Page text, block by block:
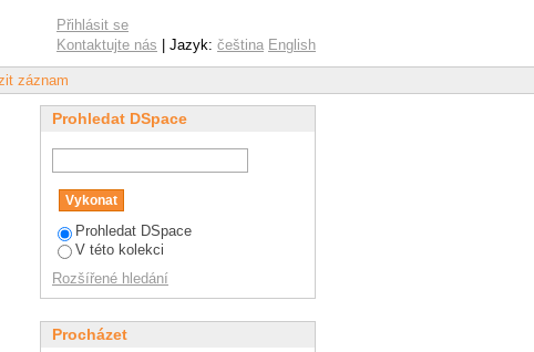
European and Asian
Přihlásit se
Kontaktujte nás | Jazyk: čeština English
záznam
Prohledat DSpace
Prohledat DSpace
V této kolekci
Rozšířené hledání
Procházet